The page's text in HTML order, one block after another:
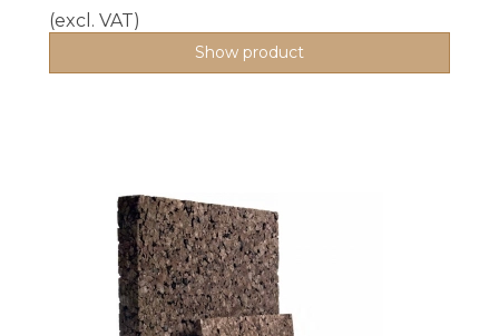
(excl. VAT)
Show product